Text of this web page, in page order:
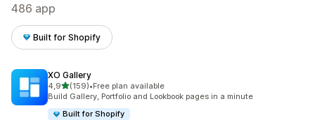
486 app
Built for Shopify
XO Gallery
4,9stelle su 5
(159)
159 recensioni totali
•Free plan available
Build Gallery, Portfolio and Lookbook pages in a minute
Built for Shopify